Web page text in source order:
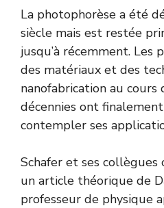
La photophorèse a été
siècle mais est restée
jusqu’à récemment. Les
des matériaux et des
nanofabrication au cours
décennies ont
contempler ses
Schafer et ses
un article théorique de
professeur de physique